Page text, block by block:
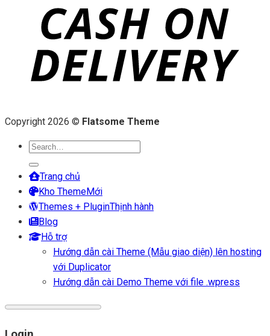
Copyright 2026 © Flatsome Theme
Search
for:
Trang chủ
Kho Theme
Themes + Plugin
Blog
Hỗ trợ
Hướng dẫn cài Theme (Mẫu giao diện) lên hosting
với Duplicator
Hướng dẫn cài Demo Theme với file .wpress